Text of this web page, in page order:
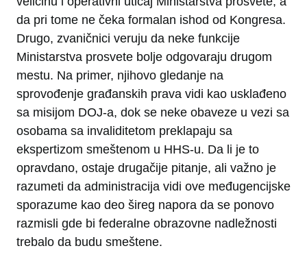
da pri tome ne čeka formalan ishod od Kongresa.
Drugo, zvaničnici veruju da neke funkcije
Ministarstva prosvete bolje odgovaraju drugom
mestu. Na primer, njihovo gledanje na
sprovođenje građanskih prava vidi kao usklađeno
sa misijom DOJ-a, dok se neke obaveze u vezi sa
osobama sa invaliditetom preklapaju sa
ekspertizom smeštenom u HHS-u. Da li je to
opravdano, ostaje drugačije pitanje, ali važno je
razumeti da administracija vidi ove međugencijske
sporazume kao deo šireg napora da se ponovo
razmisli gde bi federalne obrazovne nadležnosti
trebalo da budu smeštene.